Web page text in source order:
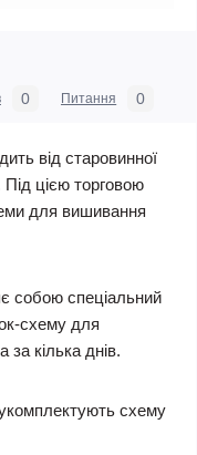
0 Питання 0
від старовинної
Під цією торговою
для вишивання
собою спеціальний
схему для
кілька днів.
схему